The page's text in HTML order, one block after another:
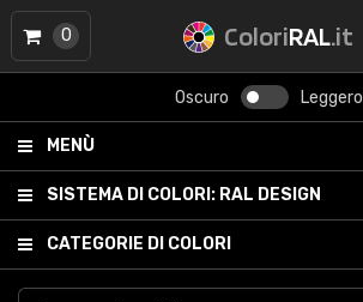
ColoriRAL.it
Oscuro Leggero
MENÙ
SISTEMA DI COLORI: RAL DESIGN
CATEGORIE DI COLORI
0